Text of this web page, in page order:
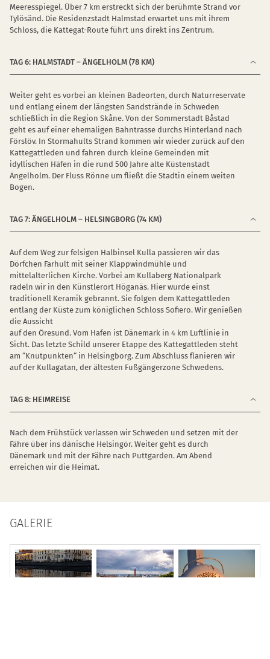
Meeresspiegel. Über 7 km erstreckt sich der berühmte Strand vor
Tylösänd. Die Residenzstadt Halmstad erwartet uns mit ihrem
Schloss, die Kattegat-Route führt uns direkt ins Zentrum.
TAG 6: HALMSTADT – ÄNGELHOLM (78 KM)
Weiter geht es vorbei an kleinen Badeorten, durch Naturreservate
und entlang einem der längsten Sandstrände in Schweden
schließlich in die Region Skåne. Von der Sommerstadt Båstad
geht es auf einer ehemaligen Bahntrasse durchs Hinterland nach
Förslöv. In Stormahults Strand kommen wir wieder zurück auf den
Kattegattleden und fahren durch kleine Gemeinden mit
idyllischen Häfen in die rund 500 Jahre alte Küstenstadt
Ängelholm. Der Fluss Rönne um fließt die Stadtin einem weiten
Bogen.
TAG 7: ÄNGELHOLM – HELSINGBORG (74 KM)
Auf dem Weg zur felsigen Halbinsel Kulla passieren wir das
Dörfchen Farhult mit seiner Klappwindmühle und
mittelalterlichen Kirche. Vorbei am Kullaberg Nationalpark
radeln wir in den Künstlerort Höganäs. Hier wurde einst
traditionell Keramik gebrannt. Sie folgen dem Kattegattleden
entlang der Küste zum königlichen Schloss Sofiero. Wir genießen
die Aussicht
auf den Öresund. Vom Hafen ist Dänemark in 4 km Luftlinie in
Sicht. Das letzte Schild unserer Etappe des Kattegattleden steht
am “Knutpunkten“ in Helsingborg. Zum Abschluss flanieren wir
auf der Kullagatan, der ältesten Fußgängerzone Schwedens.
TAG 8: HEIMREISE
Nach dem Frühstück verlassen wir Schweden und setzen mit der
Fähre über ins dänische Helsingör. Weiter geht es durch
Dänemark und mit der Fähre nach Puttgarden. Am Abend
erreichen wir die Heimat.
GALERIE